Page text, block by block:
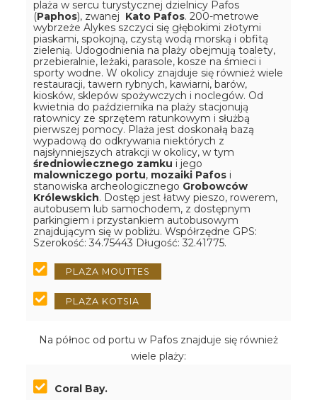
plaża w sercu turystycznej dzielnicy Pafos
(Paphos), zwanej Kato Pafos. 200-metrowe
wybrzeże Alykes szczyci się głębokimi złotymi
piaskami, spokojną, czystą wodą morską i obfitą
zielenią. Udogodnienia na plaży obejmują toalety,
przebieralnie, leżaki, parasole, kosze na śmieci i
sporty wodne. W okolicy znajduje się również wiele
restauracji, tawern rybnych, kawiarni, barów,
kiosków, sklepów spożywczych i noclegów. Od
kwietnia do października na plaży stacjonują
ratownicy ze sprzętem ratunkowym i służbą
pierwszej pomocy. Plaża jest doskonałą bazą
wypadową do odkrywania niektórych z
najsłynniejszych atrakcji w okolicy, w tym
średniowiecznego zamku i jego
malowniczego portu, mozaiki Pafos i
stanowiska archeologicznego Grobowców
Królewskich. Dostęp jest łatwy pieszo, rowerem,
autobusem lub samochodem, z dostępnym
parkingiem i przystankiem autobusowym
znajdującym się w pobliżu. Współrzędne GPS:
Szerokość: 34.75443 Długość: 32.41775.
PLAŻA MOUTTES
PLAŻA KOTSIA
Na północ od portu w Pafos znajduje się również
wiele plaży:
Coral Bay.